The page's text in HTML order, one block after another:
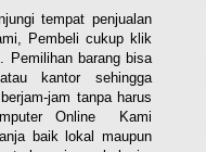
tempat penjualan
Pembeli cukup klik
Pemilihan barang bisa
kantor sehingga
jam tanpa harus
Online Kami
baik lokal maupun